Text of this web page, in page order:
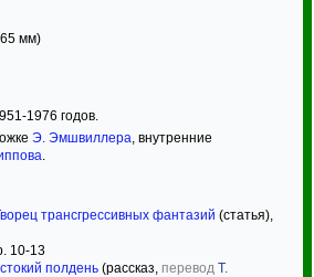
мм)
1976 годов.
Э. Эмшвиллера, внутренние
.
трансгрессивных фантазий (статья),
10-13
полдень (рассказ, перевод Т.